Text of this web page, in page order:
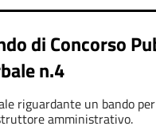
ubicata nel
- Annualità
di Concorso
n.4
riguardante un bando
amministrativo.